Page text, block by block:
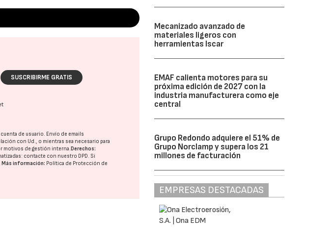
SUSCRIBIRME GRATIS
de usuario. Envío de emails
con Ud., o mientras sea necesario para
motivos de gestión interna.Derechos:
contacte con nuestro DPD. Si
.Más información: Política de Protección de
Mecanizado avanzado de
materiales ligeros con
herramientas Iscar
EMAF calienta motores para su
próxima edición de 2027 con la
industria manufacturera como eje
central
Grupo Redondo adquiere el 51% de
Grupo Norclamp y supera los 21
millones de facturación
EMPRESAS DESTACADAS